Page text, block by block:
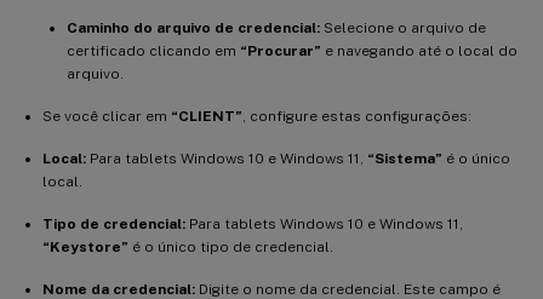
Caminho do arquivo de credencial: Selecione o arquivo de
certificado clicando em “Procurar” e navegando até o local do
arquivo.
Se você clicar em “CLIENT” , configure estas configurações:
Local: Para tablets Windows 10 e Windows 11, “Sistema” é o único
local.
Tipo de credencial: Para tablets Windows 10 e Windows 11,
“Keystore” é o único tipo de credencial.
Nome da credencial: Digite o nome da credencial. Este campo é